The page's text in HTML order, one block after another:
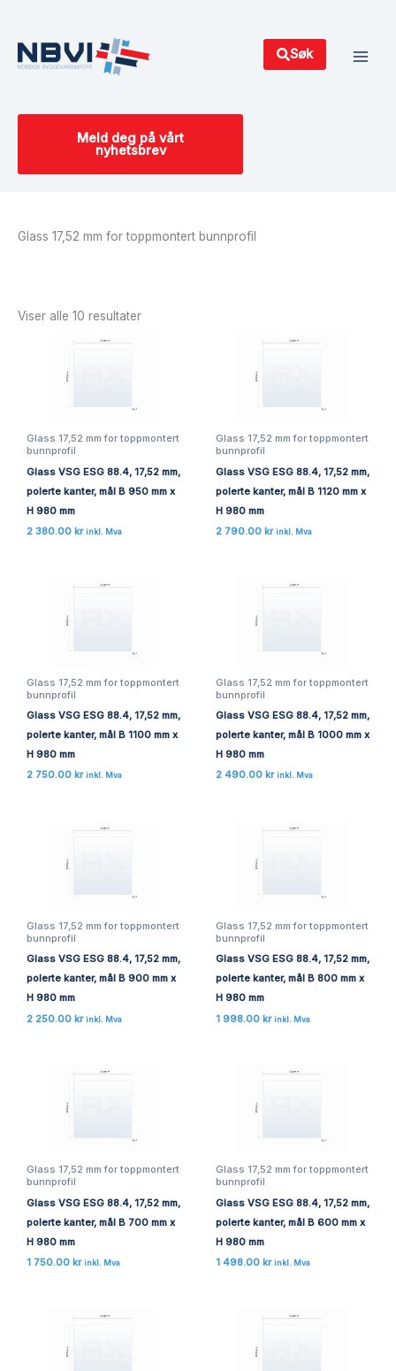
innholdet
Søk
Meld deg på vårt
nyhetsbrev
Glass 17,52 mm for toppmontert bunnprofil
Viser alle 10 resultater
Glass 17,52 mm for toppmontert
bunnprofil
Glass VSG ESG 88.4, 17,52 mm,
polerte kanter, mål B 950 mm x
H 980 mm
2 380.00 kr inkl. Mva
Glass 17,52 mm for toppmontert
bunnprofil
Glass VSG ESG 88.4, 17,52 mm,
polerte kanter, mål B 1120 mm x
H 980 mm
2 790.00 kr inkl. Mva
Glass 17,52 mm for toppmontert
bunnprofil
Glass VSG ESG 88.4, 17,52 mm,
polerte kanter, mål B 1100 mm x
H 980 mm
2 750.00 kr inkl. Mva
Glass 17,52 mm for toppmontert
bunnprofil
Glass VSG ESG 88.4, 17,52 mm,
polerte kanter, mål B 1000 mm x
H 980 mm
2 490.00 kr inkl. Mva
Glass 17,52 mm for toppmontert
bunnprofil
Glass VSG ESG 88.4, 17,52 mm,
polerte kanter, mål B 900 mm x
H 980 mm
2 250.00 kr inkl. Mva
Glass 17,52 mm for toppmontert
bunnprofil
Glass VSG ESG 88.4, 17,52 mm,
polerte kanter, mål B 800 mm x
H 980 mm
1 998.00 kr inkl. Mva
Glass 17,52 mm for toppmontert
bunnprofil
Glass VSG ESG 88.4, 17,52 mm,
polerte kanter, mål B 700 mm x
H 980 mm
1 750.00 kr inkl. Mva
Glass 17,52 mm for toppmontert
bunnprofil
Glass VSG ESG 88.4, 17,52 mm,
polerte kanter, mål B 600 mm x
H 980 mm
1 498.00 kr inkl. Mva